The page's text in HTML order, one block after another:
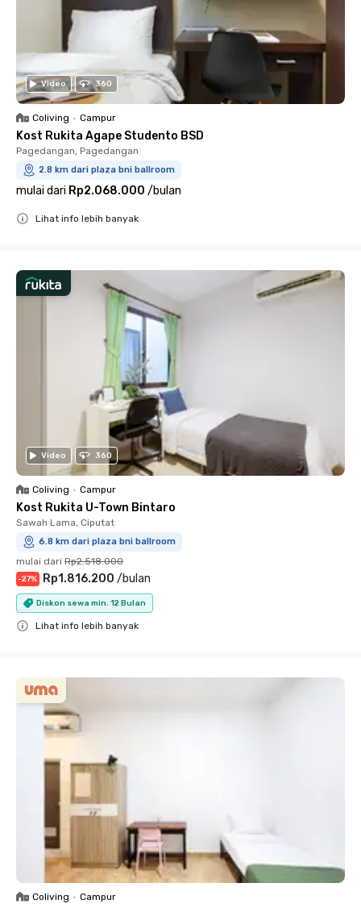
Video 360
Coliving • Campur
Kost Rukita Agape Studento BSD
Pagedangan, Pagedangan
2.8 km dari plaza bni ballroom
mulai dari Rp2.068.000 /bulan
Lihat info lebih banyak
Video 360
Coliving • Campur
Kost Rukita U-Town Bintaro
Sawah Lama, Ciputat
6.8 km dari plaza bni ballroom
mulai dari Rp2.518.000
-27% Rp1.816.200 /bulan
Diskon sewa min. 12 Bulan
Lihat info lebih banyak
Coliving • Campur